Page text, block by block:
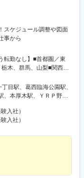
角駅、草道駅、志布志
知安駅、岩見沢駅、新富
環状通東駅、南郷１３丁
深川駅、長都駅、西帯広
、名寄高校駅、桂台駅、
駅(宮城県)、福田町駅、
線)、藤田駅、七日町駅、
五百川駅、東酒田駅、高
北本線)、岩手飯岡駅、地
駅、田んぼアート駅、七
駅、東中野駅、神戸駅
スケジュール調整や図面
事から
転勤なし】■首都圏／東
木、群馬、山梨■関西／
■中部／愛知、岐阜、三
井、長野■北海道・東北
、山形■中四国／鳥取、
沖縄【事業所住所】■東
三葉ビル3階■キャリア
2丁目4-9 淀屋橋PREX2
3-4-10 アルティメイト
野区榴岡4-5-5 KTビル3
2-20 NCO札幌駅北口2
目駅、葛西臨海公園駅、
本厚木駅、ＹＲＰ野比
高松駅(東京都)、昭和島
馬込駅、内幸町駅、東
南駅、押上駅、日比谷
川車庫前駅、代田橋
居駅、青砥駅、新高島平
入社）
入社）